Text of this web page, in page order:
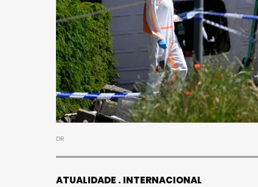
DR
ATUALIDADE INTERNACIONAL